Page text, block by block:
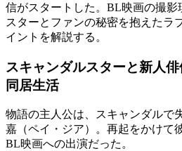
信がスタートした。BL映画の撮影
スターとファンの秘密を抱えたラ
イントを解説する。
スキャンダルスターと新人
同居生活
物語の主人公は、スキャンダルで
嘉（ペイ・ジア）。再起をかけて
BL映画への出演だった。